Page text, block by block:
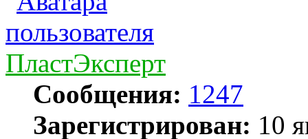
ПластЭксперт
Сообщения: 1247
Зарегистрирован: 10